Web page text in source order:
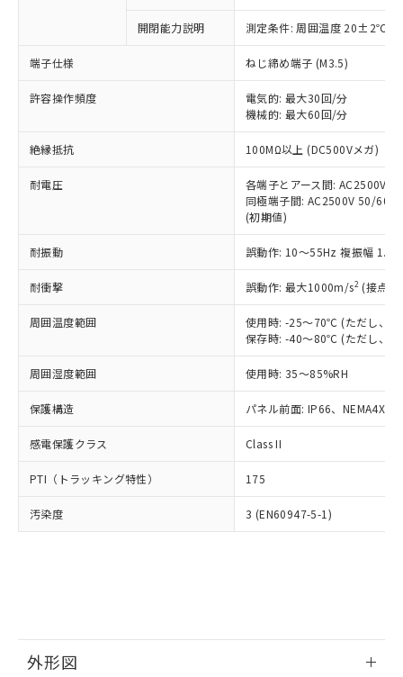
開閉能力説明 測定条件: 周囲温度 20±2℃、
端子仕様 ねじ締め端子 (M3.5)
許容操作頻度
電気的: 最大30回/分
機械的: 最大60回/分
絶縁抵抗 100MΩ以上 (DC500Vメガ)
耐電圧
各端子とアース間: AC2500V
同極端子間: AC2500V 50/
(初期値)
耐振動 誤動作: 10～55Hz 複振幅
耐衝撃 誤動作: 最大1000m/s2 (接点
周囲温度範囲
使用時: -25～70℃ (ただし、氷
保存時: -40～80℃ (ただし、氷
周囲湿度範囲 使用時: 35～85%RH
保護構造 パネル前面: IP66、NEMA4X,
感電保護クラス Class II
PTI（トラッキング特性） 175
汚染度 3 (EN60947-5-1)
外形図
以下の条件をお読みいただき、同意のうえ
本サービスは、当社制御機器事業取扱
商品の当社在庫状況および標準価格
(税抜)を提供させていただくもので
当社制御機器事業取扱商品の中には、
本サービスの対象外となる商品もある
ことをご了承ください。
在庫状況および標準価格照会結果は、
記載している更新日時点での社内デー
タに基づき作成されるものであり、閲
覧された時点での実際の在庫および標
準価格とは異なる場合があることをご
正式な納期状況および標準価格はお客
様のお取引先、またはお客様担当のオ
ムロン制御機器販売店・当社販売員に
オムロン制御機器販売店や当社販売拠
販売ネットワーク
」をご確認
ください。
在庫状況および標準価格結果を当社の
事前の承諾なく第三者に漏洩または開
示しないようお願いします。
マイパーツ機能（部品リスト作成サー
および当社の共同利用者が、当社の製
対応予定なし：EU RoHS指令（10物質）の
定はありません。
調査・確認中：EU RoHS指令（10物質）の
非含有の対応状況を調査中または確認中の
非該当品：ライセンス料など無形物で、有
害物質有無と関係のない商品です。
仕入先様の事情により、非含有部品として
いたものが、含有品と判明した場合などや
むを得ず変更することがあります。
鉛(Pb) 1000ppm以下、 水銀(Hg) 1000ppm以下、 カド
六価クロム(Cr(Ⅵ)) 1000ppm以下、ポリ臭化ビフェニル
類(PBB) 1000ppm以下、ポリ臭化ジフェニルエーテル類
(PBDE) 1000ppm以下、フタル酸ビス(2-エチルヘキシ
ル) (DEHP)(別名：DOP) 1000ppm以下、フタル酸ブチ
ルベンジル（BBP） 1000ppm以下、フタル酸ジブチル
（DBP） 1000ppm以下、フタル酸ジイソブチル
(DIBP) 1000ppm以下
但し、RoHS指令で産業用監視および制御機器に対する
フタル酸エステル類の４物質については閾値を超える意
図的な使用がないことを確認しています。
※2 対応予定月
部品在庫の切り替え状況などにより、予定
月が前後することがあります。
とができます。
※1 中国RoHS○×表
「○」：最大均質材料含有率が中国RoHSの
基準値以下であることを示します。
「×」：最大均質材料含有率が中国RoHSの
基準値を超えていることを示します。
「－」：未確認です。当社販売部門へお問
Cr(Ⅵ)(六価クロム) : 1000ppm、 PBBs(ポリ臭化ビフェ
ニル類) : 1000ppm、 PBDEs(ポリ臭化ジフェニルエーテ
ル類) : 1000ppm、
DBP(フタル酸ジブチル) : 1000ppm、 DIBP(フタル酸ジ
イソブチル) : 1000ppm、 BBP(フタル酸ブチルベンジ
ル) : 1000ppm、
※2 環境保護使用期限
「ｅ」：有害物質（10物質）のすべてが基
準値以下であることを示します。
「10」：通常の使用状況下において有害物
質が外部に漏えいし、環境に深刻な影響を
当社は、これら貴社製品のうち、外国
為替および外国貿易法に定める商品
（以下｢規制貨物等」という）を輸出
または国外への提供する場合は、日本
国政府の輸出許可(または役務取引許
可)を取得するなどの必要な手続きを
当社は規制貨物を破棄する場合は、完
全に破砕するなど、違法に輸出されな
いよう必要な手段を講じます。
当社は貴社製品を、核兵器、ミサイ
ル、化学兵器、生物兵器またはその他
武器並びにこれらの製造装置等に一切
使用いたしません。
当社は、貴社製品を第三者に販売する
場合は、上記1、2および3の内容を当
該第三者に通知します。また当社は、
販売先および販売に係わる関係者が違
法に輸出するおそれがある場合は、取
○ 一定数以上の在庫あり
一定数には満たないが在庫あり
在庫なし(最新の在庫状況につ
いては、お客様のお取引先、ま
たはお客様担当のオムロン制御
機器販売店・当社販売員にご確
認ください)
受注生産機種、また在庫状況の